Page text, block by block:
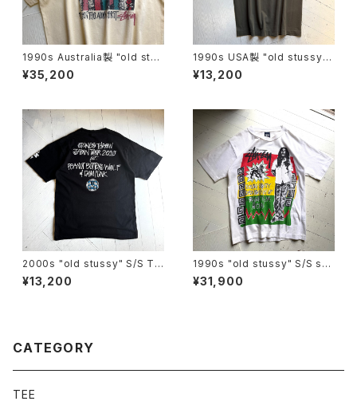
1990s Australia製 "old stus
sy" S/S T-shirt
¥35,200
1990s USA製 "old stussy"
S/S T-shirt
¥13,200
2000s "old stussy" S/S T-
shirt
¥13,200
1990s "old stussy" S/S shi
rt
¥31,900
CATEGORY
TEE